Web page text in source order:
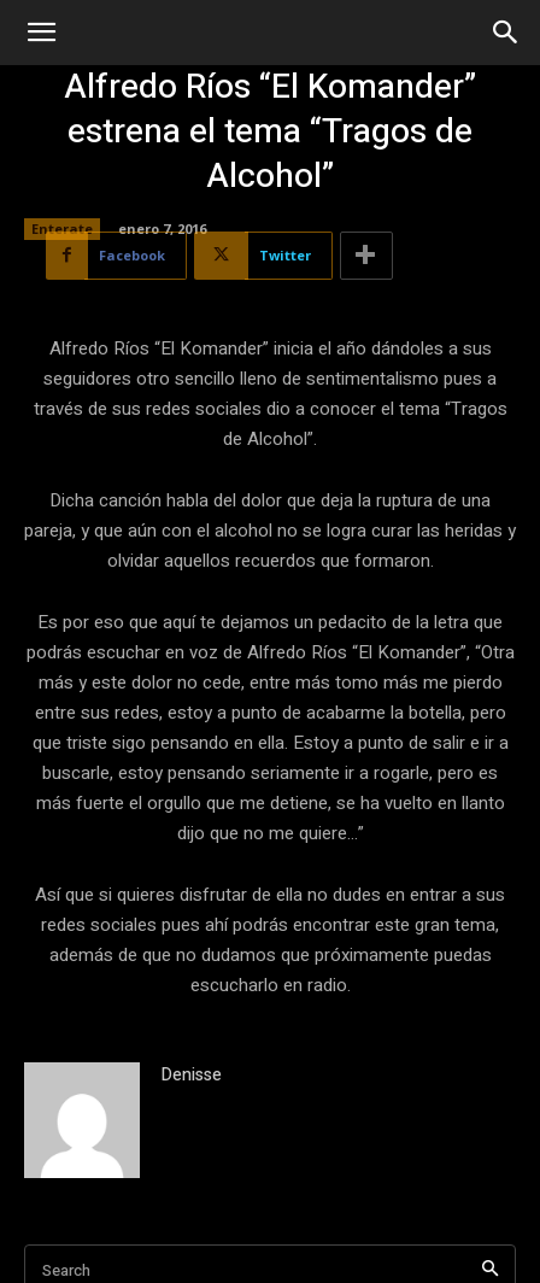
Alfredo Ríos “El Komander”
estrena el tema “Tragos de
Alcohol”
Enterate
enero 7, 2016
Facebook
Twitter
Alfredo Ríos “El Komander” inicia el año dándoles a sus
seguidores otro sencillo lleno de sentimentalismo pues a
través de sus redes sociales dio a conocer el tema “Tragos
de Alcohol”.
Dicha canción habla del dolor que deja la ruptura de una
pareja, y que aún con el alcohol no se logra curar las heridas y
olvidar aquellos recuerdos que formaron.
Es por eso que aquí te dejamos un pedacito de la letra que
podrás escuchar en voz de Alfredo Ríos “El Komander”, “Otra
más y este dolor no cede, entre más tomo más me pierdo
entre sus redes, estoy a punto de acabarme la botella, pero
que triste sigo pensando en ella. Estoy a punto de salir e ir a
buscarle, estoy pensando seriamente ir a rogarle, pero es
más fuerte el orgullo que me detiene, se ha vuelto en llanto
dijo que no me quiere…”
Así que si quieres disfrutar de ella no dudes en entrar a sus
redes sociales pues ahí podrás encontrar este gran tema,
además de que no dudamos que próximamente puedas
escucharlo en radio.
Denisse
Search